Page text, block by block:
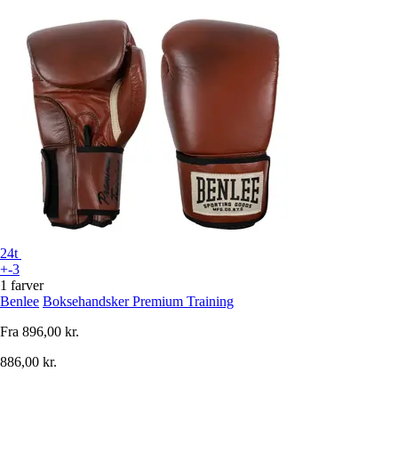
24t
+-3
1 farver
Benlee Boksehandsker Premium Training
Fra 896,00 kr.
886,00 kr.